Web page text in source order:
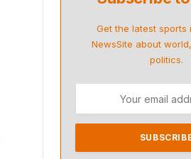
Get the latest sports
NewsSite about
politics.